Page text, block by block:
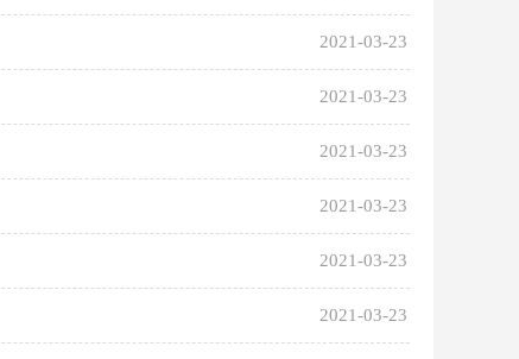
2021-03-23
2021-03-23
2021-03-23
2021-03-23
2021-03-23
2021-03-23